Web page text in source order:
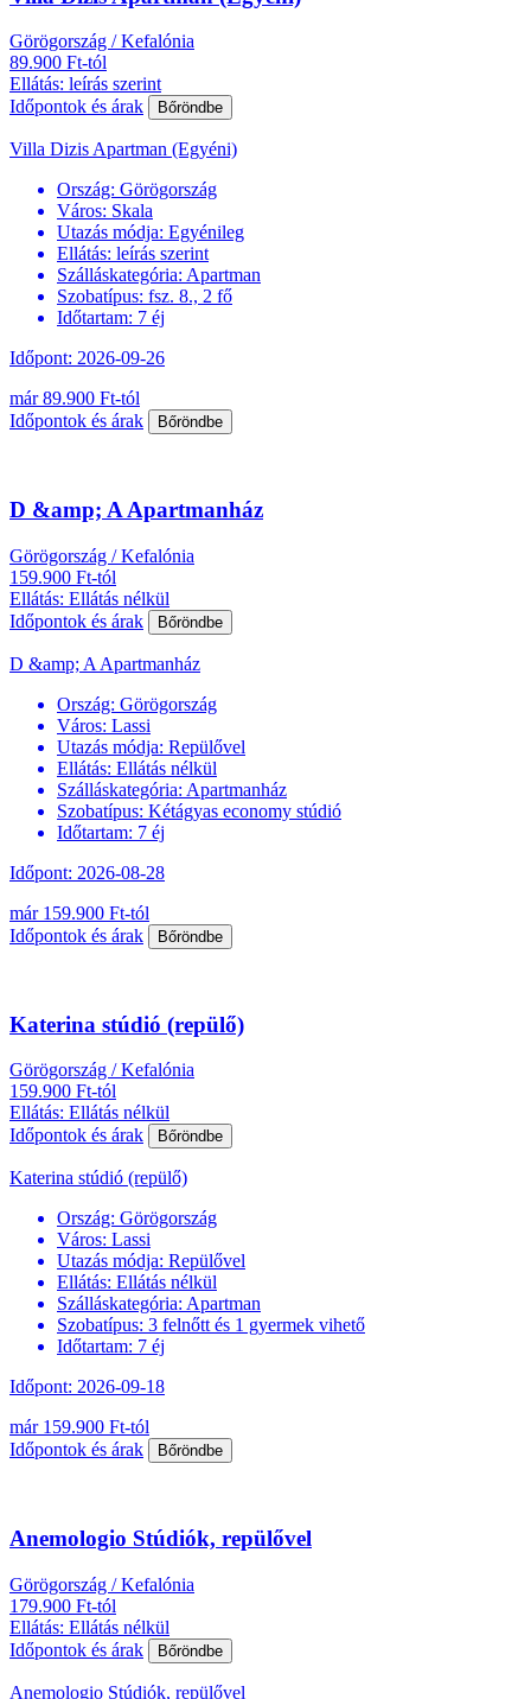
Görögország / Kefalónia
89.900 Ft-tól
Ellátás: leírás szerint
Időpontok és árak
Bőröndbe
Villa Dizis Apartman (Egyéni)
Ország: Görögország
Város: Skala
Utazás módja: Egyénileg
Ellátás: leírás szerint
Szálláskategória: Apartman
Szobatípus: fsz. 8., 2 fő
Időtartam: 7 éj
Időpont: 2026-09-26
már 89.900 Ft-tól
Időpontok és árak
Bőröndbe
D &amp; A Apartmanház
Görögország / Kefalónia
159.900 Ft-tól
Ellátás: Ellátás nélkül
Időpontok és árak
Bőröndbe
D &amp; A Apartmanház
Ország: Görögország
Város: Lassi
Utazás módja: Repülővel
Ellátás: Ellátás nélkül
Szálláskategória: Apartmanház
Szobatípus: Kétágyas economy stúdió
Időtartam: 7 éj
Időpont: 2026-08-28
már 159.900 Ft-tól
Időpontok és árak
Bőröndbe
Katerina stúdió (repülő)
Görögország / Kefalónia
159.900 Ft-tól
Ellátás: Ellátás nélkül
Időpontok és árak
Bőröndbe
Katerina stúdió (repülő)
Ország: Görögország
Város: Lassi
Utazás módja: Repülővel
Ellátás: Ellátás nélkül
Szálláskategória: Apartman
Szobatípus: 3 felnőtt és 1 gyermek vihető
Időtartam: 7 éj
Időpont: 2026-09-18
már 159.900 Ft-tól
Időpontok és árak
Bőröndbe
Anemologio Stúdiók, repülővel
Görögország / Kefalónia
179.900 Ft-tól
Ellátás: Ellátás nélkül
Időpontok és árak
Bőröndbe
Anemologio Stúdiók, repülővel